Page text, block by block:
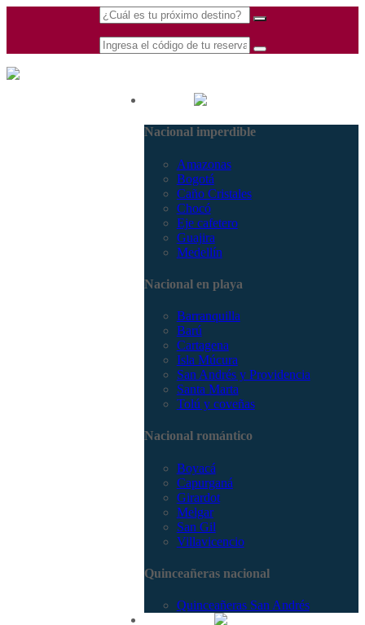
Nacional imperdible
Amazonas
Bogotá
Caño Cristales
Chocó
Eje cafetero
Guajira
Medellín
Nacional en playa
Barranquilla
Barú
Cartagena
Isla Múcura
San Andrés y Providencia
Santa Marta
Tolú y coveñas
Nacional romántico
Boyacá
Capurganá
Girardot
Melgar
San Gil
Villavicencio
Quinceañeras nacional
Quinceañeras San Andrés